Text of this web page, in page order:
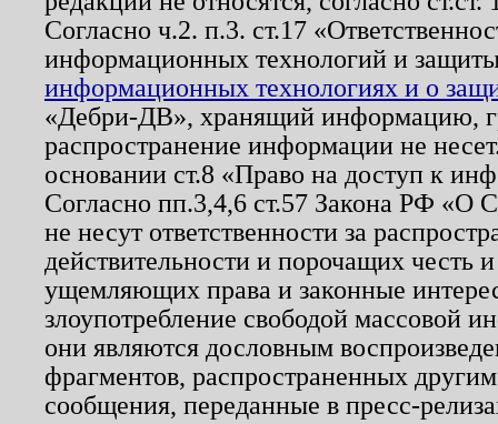
Согласно ч.2. п.3. ст.17
информационных технологий и
информационных технологиях и о
«Дебри-ДВ», хранящий информацию,
распространение информации не
основании ст.8 «Право на доступ к
Согласно пп.3,4,6 ст.57 Закона РФ «О
не несут ответственности за
действительности и порочащих честь
ущемляющих права и законные
злоупотребление свободой массовой
они являются дословным
фрагментов, распространенных
сообщения, переданные в пресс-